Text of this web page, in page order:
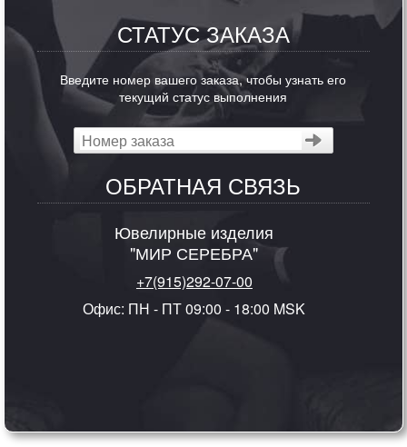
СТАТУС ЗАКАЗА
Введите номер вашего заказа, чтобы узнать его
текущий статус выполнения
ОБРАТНАЯ СВЯЗЬ
Ювелирные изделия
"МИР СЕРЕБРА"
+7(915)292-07-00
Офис: ПН - ПТ 09:00 - 18:00 MSK